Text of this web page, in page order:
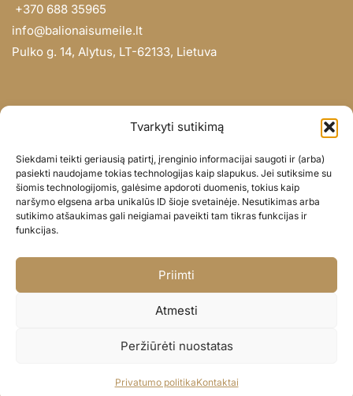
Tvarkyti sutikimą
Siekdami teikti geriausią patirtį, įrenginio informacijai saugoti ir (arba)
pasiekti naudojame tokias technologijas kaip slapukus. Jei sutiksime su
šiomis technologijomis, galėsime apdoroti duomenis, tokius kaip
naršymo elgsena arba unikalūs ID šioje svetainėje. Nesutikimas arba
sutikimo atšaukimas gali neigiamai paveikti tam tikras funkcijas ir
funkcijas.
Priimti
Atmesti
Peržiūrėti nuostatas
Privatumo politikaKontaktai
+370 688 35965
info@balionaisumeile.lt
Pulko g. 14, Alytus, LT-62133, Lietuva
Didmena
Darbų portfolio
Privatumo politika
Parduotuvės politika
© BALIONAISUMEILE 2024